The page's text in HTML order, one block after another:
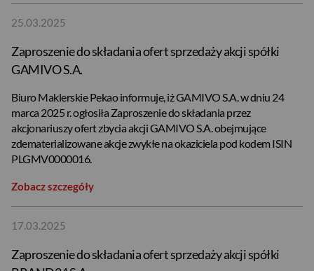
25.03.2025
Zaproszenie do składania ofert sprzedaży akcji spółki
GAMIVO S.A.
Biuro Maklerskie Pekao informuje, iż GAMIVO S.A. w dniu 24
marca 2025 r. ogłosiła Zaproszenie do składania przez
akcjonariuszy ofert zbycia akcji GAMIVO S.A. obejmujące
zdematerializowane akcje zwykłe na okaziciela pod kodem ISIN
PLGMV0000016.
Zobacz szczegóły
17.03.2025
Zaproszenie do składania ofert sprzedaży akcji spółki